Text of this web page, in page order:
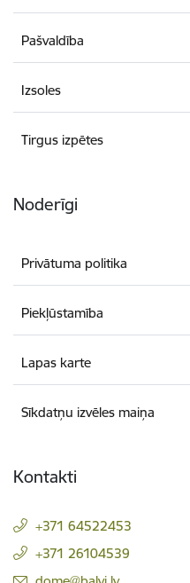
Pašvaldība
Izsoles
Tirgus izpētes
Noderīgi
Privātuma politika
Piekļūstamība
Lapas karte
Sīkdatņu izvēles maiņa
Kontakti
+371 64522453
+371 26104539